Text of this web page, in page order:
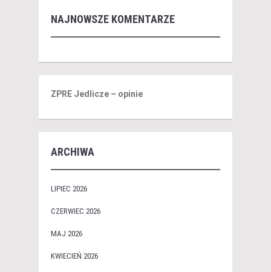
NAJNOWSZE KOMENTARZE
ZPRE Jedlicze – opinie
ARCHIWA
LIPIEC 2026
CZERWIEC 2026
MAJ 2026
KWIECIEŃ 2026